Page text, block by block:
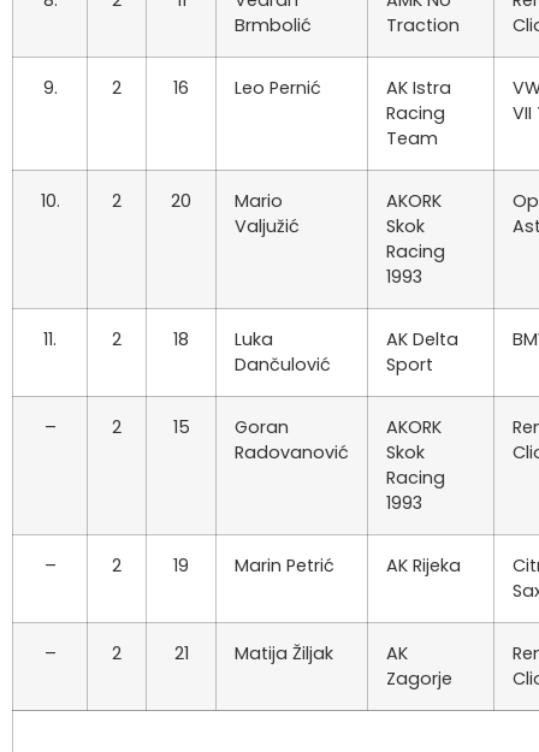
Brmbolić
Traction
9. 2 16 Leo Pernić
AK Istra
Racing
Team
VII
10. 2 20
Mario
Valjužić
AKORK
Skok
Racing
1993
11. 2 18
Luka
Dančulović
AK Delta
Sport
– 2 15
Goran
Radovanović
AKORK
Skok
Racing
1993
– 2 19 Marin Petrić AK Rijeka
– 2 21 Matija Žiljak
AK
Zagorje